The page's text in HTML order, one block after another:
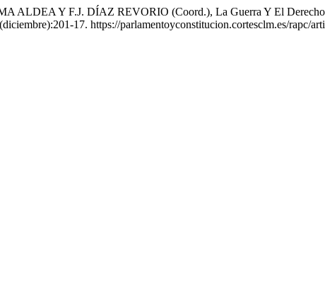
ALDEA Y F.J. DÍAZ REVORIO (Coord.), La Guerra Y El
17. https://parlamentoyconstitucion.cortesclm.es/rapc/